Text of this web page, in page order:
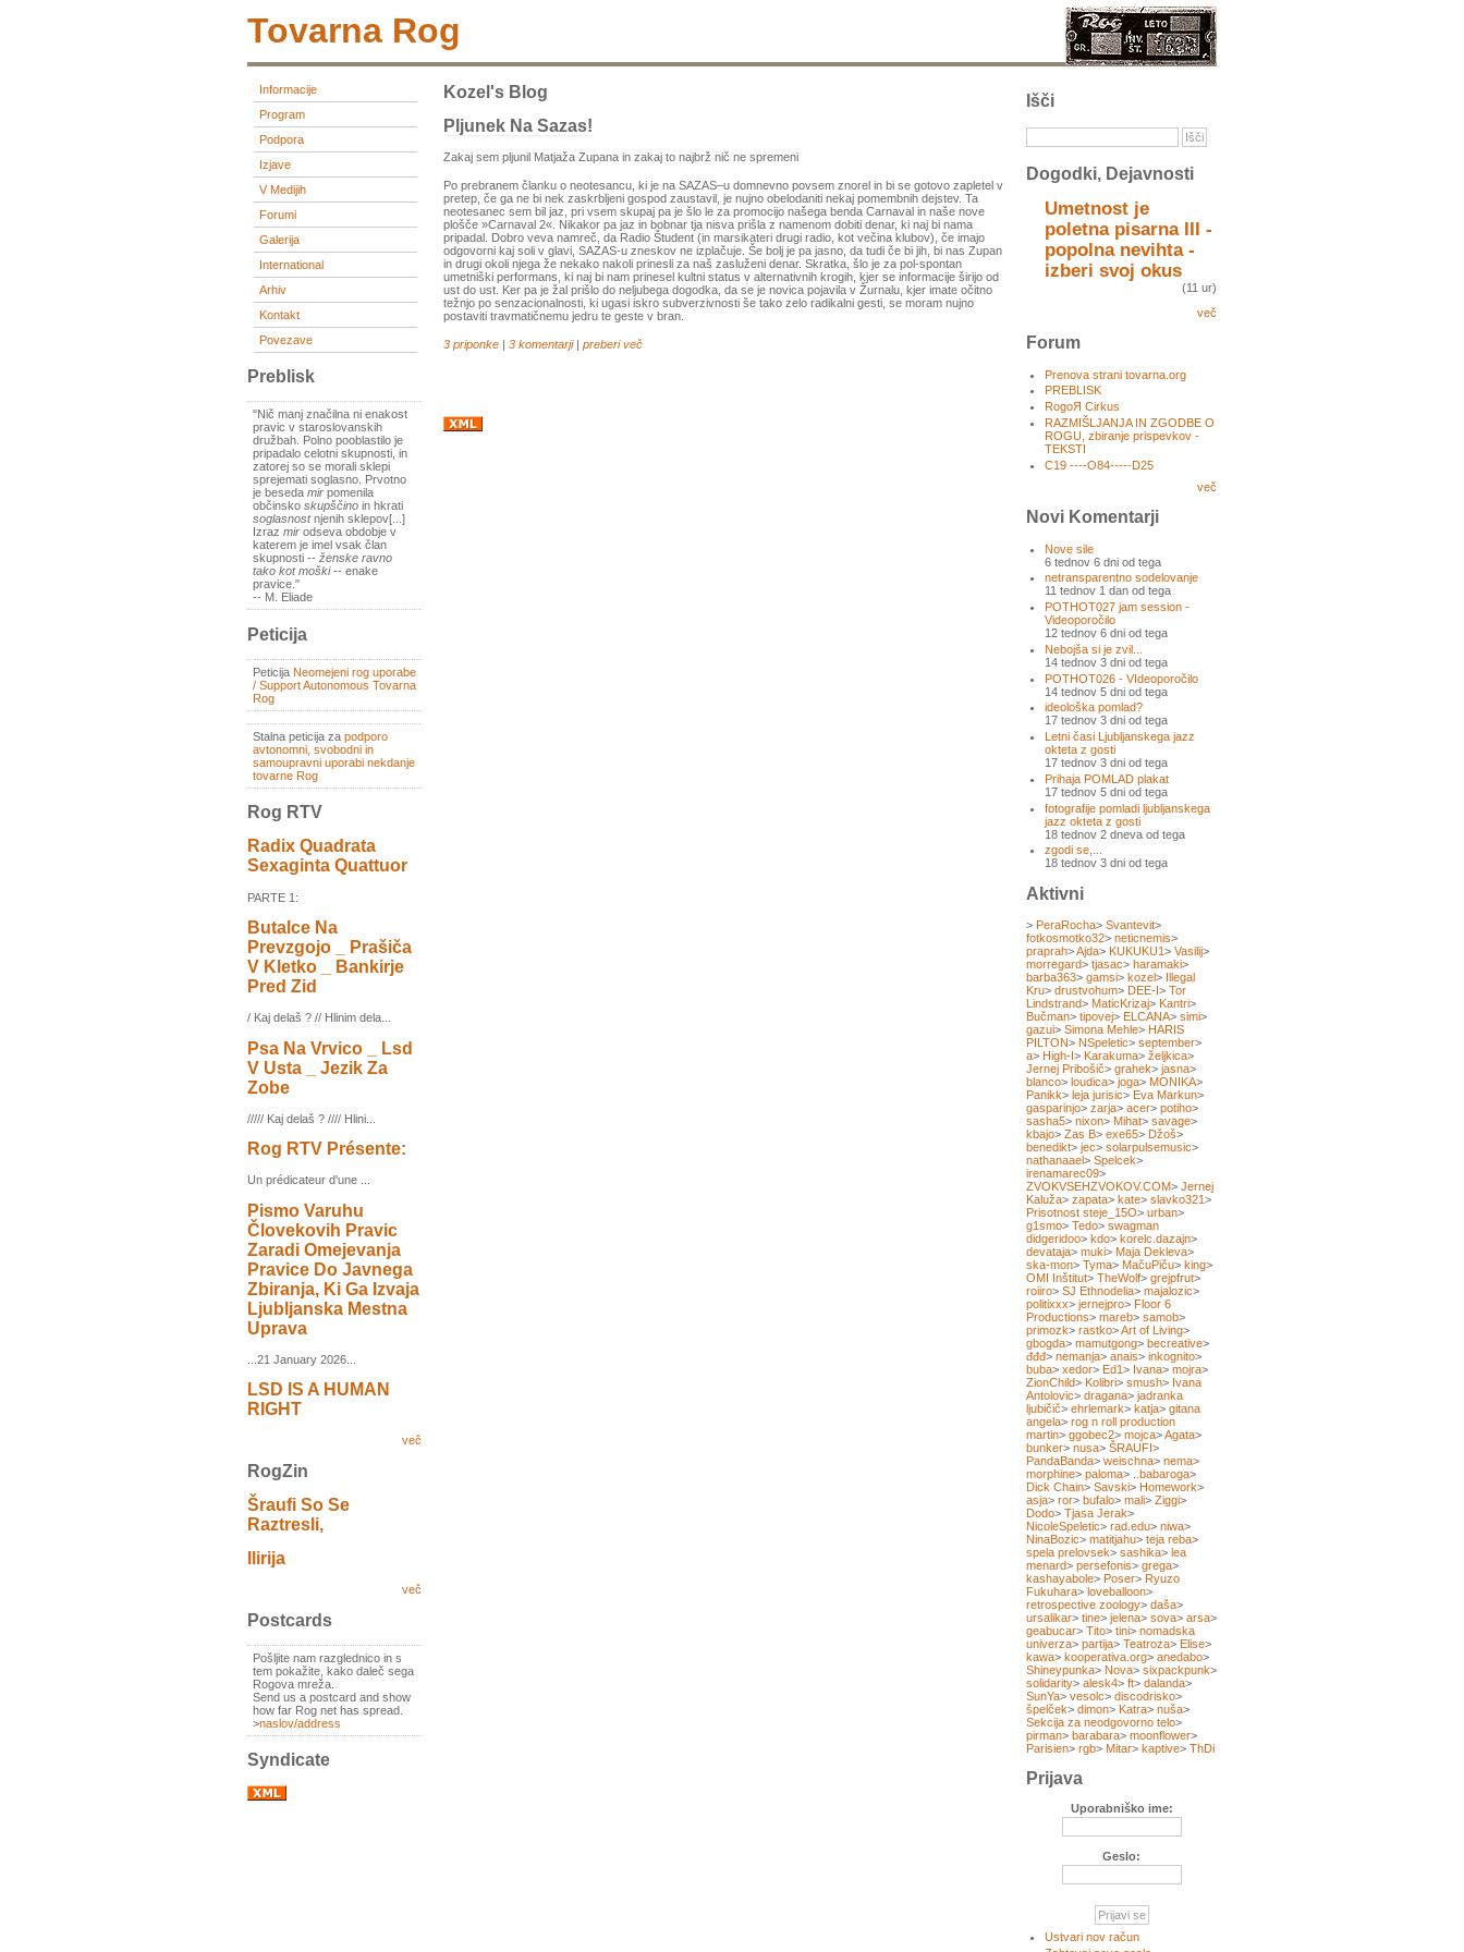
Tovarna Rog
Informacije
Program
Podpora
Izjave
V Medijih
Forumi
Galerija
International
Arhiv
Kontakt
Povezave
Preblisk
"Nič manj značilna ni enakost
pravic v staroslovanskih
družbah. Polno pooblastilo je
pripadalo celotni skupnosti, in
zatorej so se morali sklepi
sprejemati soglasno. Prvotno
je beseda mir pomenila
občinsko skupščino in hkrati
soglasnostnjenih sklepov[...]
Izraz mir odseva obdobje v
katerem je imel vsak član
skupnosti -- ženske ravno
tako kot moški-- enake
pravice."
-- M. Eliade
Peticija
Peticija Neomejeni rog uporabe
/ Support Autonomous Tovarna
Rog
Stalna peticija za podporo
avtonomni, svobodni in
samoupravni uporabi nekdanje
tovarne Rog
Rog RTV
Radix Quadrata
Sexaginta Quattuor
PARTE 1:
Butalce Na
Prevzgojo _ Prašiča
V Kletko _ Bankirje
Pred Zid
/ Kaj delaš ? // Hlinim dela...
Psa Na Vrvico _ Lsd
V Usta _ Jezik Za
Zobe
///// Kaj delaš ? //// Hlini...
Rog RTV Présente:
Un prédicateur d'une ...
Pismo Varuhu
Človekovih Pravic
Zaradi Omejevanja
Pravice Do Javnega
Zbiranja, Ki Ga Izvaja
Ljubljanska Mestna
Uprava
...21 January 2026...
LSD IS A HUMAN
RIGHT
več
RogZin
Šraufi So Se
Raztresli,
Ilirija
več
Postcards
Pošljite nam razglednico in s
tem pokažite, kako daleč sega
Rogova mreža.
Send us a postcard and show
how far Rog net has spread.
>naslov/address
Syndicate
Kozel's Blog
Pljunek Na Sazas!
Zakaj sem pljunil Matjaža Zupana in zakaj to najbrž nič ne spremeni
Po prebranem članku o neotesancu, ki je na SAZAS–u domnevno povsem znorel in bi se gotovo zapletel v
pretep, če ga ne bi nek zaskrbljeni gospod zaustavil, je nujno obelodaniti nekaj pomembnih dejstev. Ta
neotesanec sem bil jaz, pri vsem skupaj pa je šlo le za promocijo našega benda Carnaval in naše nove
plošče »Carnaval 2«. Nikakor pa jaz in bobnar tja nisva prišla z namenom dobiti denar, ki naj bi nama
pripadal. Dobro veva namreč, da Radio Študent (in marsikateri drugi radio, kot večina klubov), če imajo
odgovorni kaj soli v glavi, SAZAS-u zneskov ne izplačuje. Še bolj je pa jasno, da tudi če bi jih, bi nas Zupan
in drugi okoli njega že nekako nakoli prinesli za naš zasluženi denar. Skratka, šlo je za pol-spontan
umetniški performans, ki naj bi nam prinesel kultni status v alternativnih krogih, kjer se informacije širijo od
ust do ust. Ker pa je žal prišlo do neljubega dogodka, da se je novica pojavila v Žurnalu, kjer imate očitno
težnjo po senzacionalnosti, ki ugasi iskro subverzivnosti še tako zelo radikalni gesti, se moram nujno
postaviti travmatičnemu jedru te geste v bran.
3 priponke 3 komentarji| preberi več
Išči
Dogodki, Dejavnosti
Umetnost je
poletna pisarna III -
popolna nevihta -
izberi svoj okus
(11 ur)
več
Forum
Prenova strani tovarna.org
PREBLISK
RogoЯ Cirkus
RAZMIŠLJANJA IN ZGODBE O
ROGU, zbiranje prispevkov -
TEKSTI
C19 ----O84-----D25
več
Novi Komentarji
Nove sile
6 tednov 6 dni od tega
netransparentno sodelovanje
11 tednov 1 dan od tega
POTHOT027 jam session -
Videoporočilo
12 tednov 6 dni od tega
Nebojša si je zvil...
14 tednov 3 dni od tega
POTHOT026 - VIdeoporočilo
14 tednov 5 dni od tega
ideološka pomlad?
17 tednov 3 dni od tega
Letni časi Ljubljanskega jazz
okteta z gosti
17 tednov 3 dni od tega
Prihaja POMLAD plakat
17 tednov 5 dni od tega
fotografije pomladi ljubljanskega
jazz okteta z gosti
18 tednov 2 dneva od tega
zgodi se,...
18 tednov 3 dni od tega
Aktivni
> PeraRocha> Svantevit>
fotkosmotko32> neticnemis>
praprah>Ajda> KUKUKU1> Vasilij>
morregard> tjasac> haramaki>
barba363> gamsi> kozel> Illegal
Kru> drustvohum> DEE-I> Tor
Lindstrand> MaticKrizaj> Kantri>
Bučman> tipovej> ELCANA> simi>
gazui> Simona Mehle> HARIS
PILTON> NSpeletic> september>
a> High-I> Karakuma> željkica>
Jernej Pribošič> grahek> jasna>
blanco> loudica> joga> MONIKA>
Panikk> leja jurisic> Eva Markun>
gasparinjo> zarja> acer> potiho>
sasha5> nixon> Mihat> savage>
kbajo> Zas B> exe65> Džoš>
benedikt> jec> solarpulsemusic>
nathanaael> Spelcek>
irenamarec09>
ZVOKVSEHZVOKOV.COM> Jernej
Kaluža> zapata> kate> slavko321>
Prisotnost steje_15O> urban>
g1smo> Tedo> swagman
didgeridoo> kdo> korelc.dazajn>
devataja> muki> Maja Dekleva>
ska-mon> Tyma> MačuPiču> king>
OMI Inštitut> TheWolf> grejpfrut>
roiiro> SJ Ethnodelia> majalozic>
politixxx> jernejpro> Floor 6
Productions> mareb> samob>
primozk> rastko>Art of Living>
gbogda> mamutgong> becreative>
đđđ> nemanja> anais> inkognito>
buba> xedor> Ed1> Ivana> mojra>
ZionChild> Kolibri> smush> Ivana
Antolovic> dragana> jadranka
ljubičič> ehrlemark> katja> gitana
angela> rog n roll production
martin> ggobec2> mojca>Agata>
bunker> nusa> ŠRAUFI>
PandaBanda> weischna> nema>
morphine> paloma> ..babaroga>
Dick Chain> Savski> Homework>
asja> ror> bufalo> mali> Ziggi>
Dodo> Tjasa Jerak>
NicoleSpeletic> rad.edu> niwa>
NinaBozic> matitjahu> teja reba>
spela prelovsek> sashika> lea
menard> persefonis> grega>
kashayabole> Poser> Ryuzo
Fukuhara> loveballoon>
retrospective zoology> daša>
ursalikar> tine> jelena> sova> arsa>
geabucar> Tito> tini> nomadska
univerza> partija> Teatroza> Elise>
kawa> kooperativa.org> anedabo>
Shineypunka> Nova> sixpackpunk>
solidarity> alesk4> ft> dalanda>
SunYa> vesolc> discodrisko>
špelček> dimon> Katra> nuša>
Sekcija za neodgovorno telo>
pirman> barabara> moonflower>
Parisien> rgb> Mitar> kaptive> ThDi
Prijava
Uporabniško ime:
Geslo:
Ustvari nov račun